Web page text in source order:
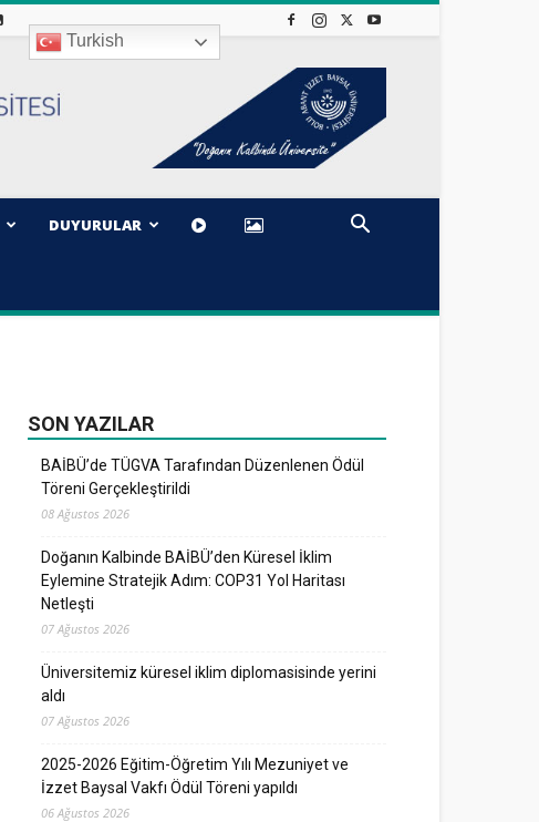
Turkish
DUYURULAR
SON YAZILAR
BAİBÜ’de TÜGVA Tarafından Düzenlenen Ödül
Töreni Gerçekleştirildi
08 Ağustos 2026
Doğanın Kalbinde BAİBÜ’den Küresel İklim
Eylemine Stratejik Adım: COP31 Yol Haritası
Netleşti
07 Ağustos 2026
Üniversitemiz küresel iklim diplomasisinde yerini
aldı
07 Ağustos 2026
2025-2026 Eğitim-Öğretim Yılı Mezuniyet ve
İzzet Baysal Vakfı Ödül Töreni yapıldı
06 Ağustos 2026